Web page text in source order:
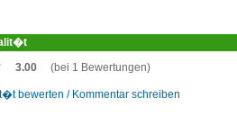
3.00 (bei 1 Bewertungen)
bewerten / Kommentar schreiben